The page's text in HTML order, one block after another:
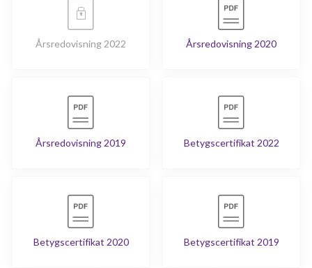
Årsredovisning 2022 Årsredovisning 2020
Årsredovisning 2019 Betygscertifikat 2022
Betygscertifikat 2020 Betygscertifikat 2019